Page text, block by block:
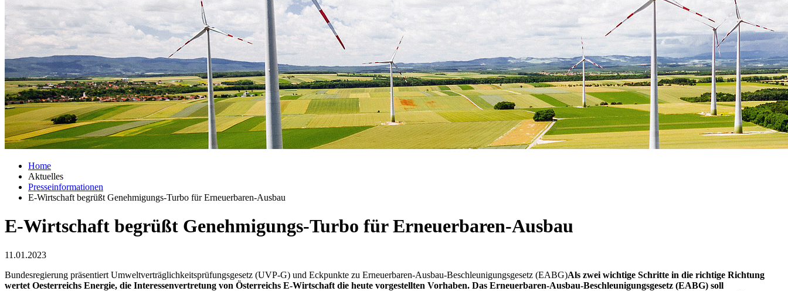
Home
Aktuelles
Presseinformationen
E-Wirtschaft begrüßt Genehmigungs-Turbo für Erneuerbaren-Ausbau
E-Wirtschaft begrüßt Genehmigungs-Turbo für Erneuerbaren-Ausbau
11.01.2023
Bundesregierung präsentiert Umwelt­verträglichkeits­prüfungs­gesetz (UVP-G) und Eckpunkte zu Erneuerbaren-Ausbau-Beschleunigungsgesetz (EABG)Als zwei wichtige Schritte in die richtige Richtung
wertet Oesterreichs Energie, die Interessenvertretung von Österreichs E-Wirtschaft die heute vorgestellten Vorhaben. Das Erneuerbaren-Ausbau-Beschleunigungsgesetz (EABG) soll